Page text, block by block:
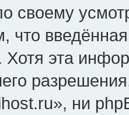
своему
что
Хотя эта
ни